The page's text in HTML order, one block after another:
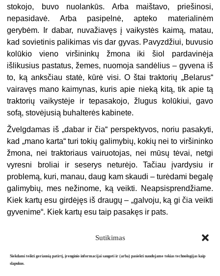
Sutikimas
Siekdami teikti geriausią patirtį, įrenginio informacijai saugoti ir (arba) pasiekti naudojame tokias technologijas kaip
slapukus.
stokojo, buvo nuolankūs. Arba maištavo, priešinosi,
nepasidavė. Arba pasipelnė, apteko materialinėm
gerybėm. Ir dabar, nuvažiavęs į vaikystės kaimą, matau,
kad sovietinis palikimas vis dar gyvas. Pavyzdžiui, buvusio
kolūkio vieno viršininkų žmona iki šiol pardavinėja
išlikusius pastatus, žemes, nuomoja sandėlius – gyvena iš
to, ką anksčiau statė, kūrė visi. O štai traktorių „Belarus“
vairavęs mano kaimynas, kuris apie nieką kitą, tik apie tą
traktorių vaikystėje ir tepasakojo, žlugus kolūkiui, gavo
sofą, stovėjusią buhalterės kabinete.
Žvelgdamas iš „dabar ir čia“ perspektyvos, noriu pasakyti,
kad „mano karta“ turi tokių galimybių, kokių nei to viršininko
žmona, nei traktoriaus vairuotojas, nei mūsų tėvai, netgi
vyresni broliai ir seserys neturėjo. Tačiau įvardysiu ir
problemą, kuri, manau, daug kam skaudi – turėdami begalę
galimybių, mes nežinome, ką veikti. Neapsisprendžiame.
Kiek kartų esu girdėjęs iš draugų – „galvoju, ką gi čia veikti
gyvenime“. Kiek kartų esu taip pasakęs ir pats.